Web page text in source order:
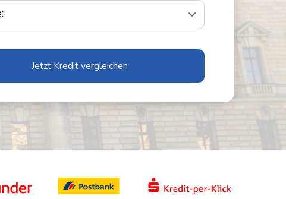
Jetzt Kredit vergleichen